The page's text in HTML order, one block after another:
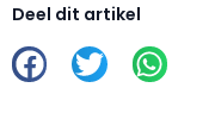
Deel dit artikel